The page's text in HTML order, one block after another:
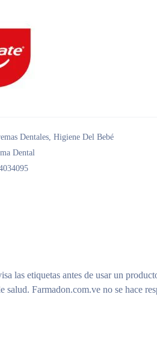
Dentales,Higiene Del Bebé
Dental
las etiquetas antes de usar un
Farmadon.com.ve no se hace